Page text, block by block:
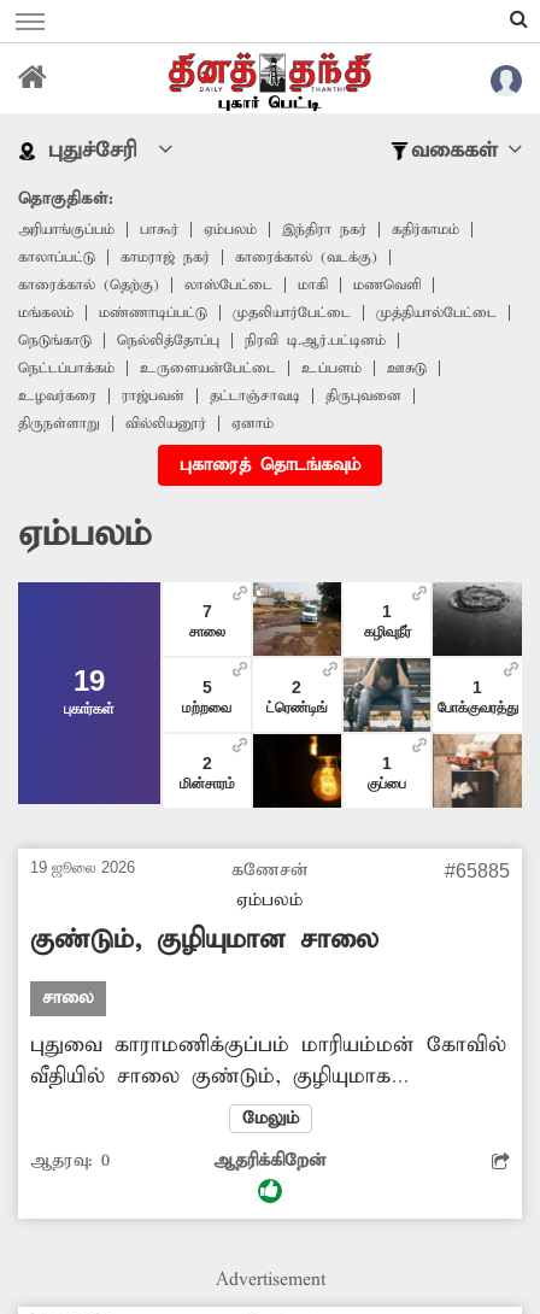
புதுச்சேரி வகைகள்
தொகுதிகள்:
அரியாங்குப்பம் பாகூர் ஏம்பலம் இந்திரா நகர்
கதிர்காமம்
காலாப்பட்டு
காமராஜ் நகர்
காரைக்கால் (வடக்கு)
காரைக்கால் (தெற்கு)
லாஸ்பேட்டை மாகி
மணவெளி
மங்கலம்
மண்ணாடிப்பட்டு முதலியார்பேட்டை
முத்தியால்பேட்டை
நெடுங்காடு
நெல்லித்தோப்பு
நிரவி டி.ஆர்.பட்டினம்
நெட்டப்பாக்கம்
உருளையன்பேட்டை உப்பளம்
ஊசுடு
உழவர்கரை
ராஜ்பவன் தட்டாஞ்சாவடி
திருபுவனை
திருநள்ளாறு
வில்லியனூர் ஏனாம்
புகாரைத் தொடங்கவும்
ஏம்பலம்
19
புகார்கள்
7
சாலை
5
மற்றவை
2
மின்சாரம்
2
ட்ரெண்டிங்
1
கழிவுநீர்
1
குப்பை
1
போக்குவரத்து
19 ஜூலை 2026
கணேசன்
ஏம்பலம்
#65885
குண்டும், குழியுமான சாலை
சாலை
புதுவை காராமணிக்குப்பம் மாரியம்மன் கோவில்
வீதியில் சாலை குண்டும், குழியுமாக
காட்சியளிக்கிறது. இதனால் வாகன ஓட்டிகள்
விபத்தில் சிக்கி வருகின்றனர். சாலையை
சீரமைக்க நடவடிக்கை எடுக்கப்படுமா?
மேலும்
ஆதரவு: 0 ஆதரிக்கிறேன்
Advertisement